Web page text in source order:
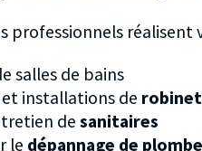
professionnels réalisent
salles de bains
et installations de
desanitaires
le dépannage de